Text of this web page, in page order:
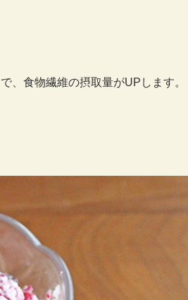
、食物繊維の摂取量がUPします。